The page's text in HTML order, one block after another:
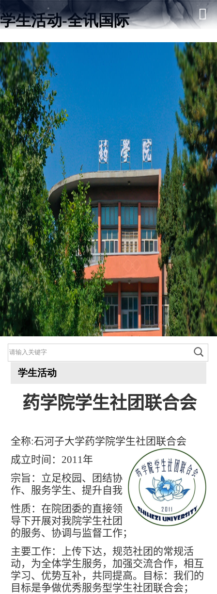
学生活动-全讯国际
师资队伍
人才培养
科学研究
本科教学
平台建设
学生园地
交流合作
学生活动
药学院学生社团联合会
全称:石河子大学药学院学生社团联合会
成立时间： 2011年
宗旨：立足校园、团结协
作、服务学生、提升自我
性质：在院团委的直接领
导下开展对我院学生社团
的服务、协调与监督工作；
主要工作：上传下达，规范社团的常规活
动，为全体学生服务，加强交流合作，相互
学习、优势互补，共同提高。目标：我们的
目标是争做优秀服务型学生社团联合会；